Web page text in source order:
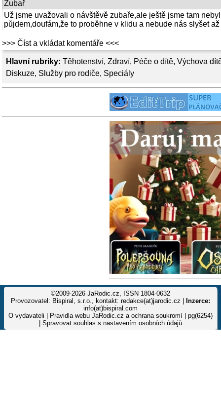
Hlavní rubriky: Těhotenství, Zdraví, Péče o dítě, Výchova
Diskuze, Služby pro rodiče, Speciály
Zubař
Už jsme uvažovali o návštěvě zubaře,ale ještě jsme tam
půjdem,doufám,že to proběhne v klidu a nebude nás slyšet až
>>> Číst a vkládat komentáře <<<
©2009-2026 JaRodic.cz, ISSN 1804-0632
Provozovatel: Bispiral, s.r.o., kontakt: redakce(at)jarodic.cz |
Inzerce:
info(at)bispiral.com
O vydavateli
Pravidla webu JaRodic.cz a ochrana soukromí | pg(6254)
Spravovat souhlas s nastavením osobních údajů